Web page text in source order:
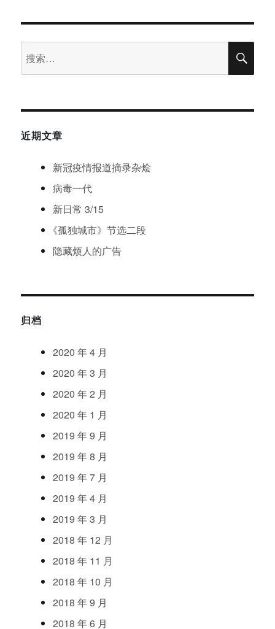
尔
流
索：
索
近期文章
新冠疫情报道摘录杂烩
病毒一代
新日常 3/15
《孤独城市》 节选二段
隐藏烦人的广告
归档
2020 年4 月
2020 年3 月
2020 年2 月
2020 年 1 月
2019 年9 月
2019 年8 月
2019 年7 月
2019 年4 月
2019 年3 月
2018 年 12 月
2018 年 11 月
2018 年 10 月
2018 年9 月
2018 年6 月